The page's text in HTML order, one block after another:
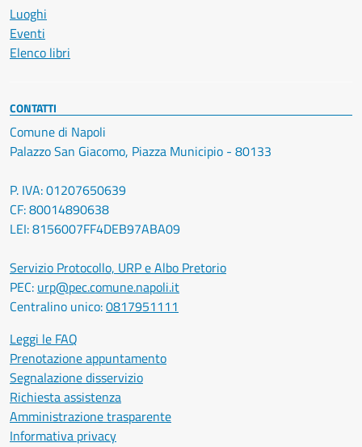
Luoghi
Eventi
Elenco libri
CONTATTI
Comune di Napoli
Palazzo San Giacomo, Piazza Municipio - 80133
P. IVA: 01207650639
CF: 80014890638
LEI: 8156007FF4DEB97ABA09
Servizio Protocollo, URP e Albo Pretorio
PEC: urp@pec.comune.napoli.it
Centralino unico:0817951111
Leggi le FAQ
Prenotazione appuntamento
Segnalazione disservizio
Richiesta assistenza
Amministrazione trasparente
Informativa privacy